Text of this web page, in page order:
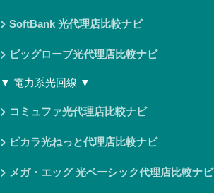
SoftBank 光代理店比較ナビ
ビッグローブ光代理店比較ナビ
▼ 電力系光回線 ▼
コミュファ光代理店比較ナビ
ピカラ光ねっと代理店比較ナビ
メガ・エッグ 光ベーシック代理店比較ナビ